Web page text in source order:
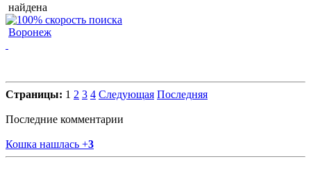
найдена
Воронеж
Страницы: 1 2 3 4 Следующая Последняя
Последние комментарии
Кошка нашлась +3